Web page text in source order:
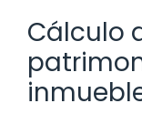
Cálculo